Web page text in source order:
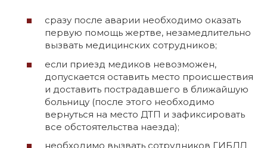
сразу после аварии необходимо оказать
первую помощь жертве, незамедлительно
вызвать медицинских сотрудников;
если приезд медиков невозможен,
допускается оставить место происшествия
и доставить пострадавшего в ближайшую
больницу (после этого необходимо
вернуться на место ДТП и зафиксировать
все обстоятельства наезда);
необходимо вызвать сотрудников ГИБДД